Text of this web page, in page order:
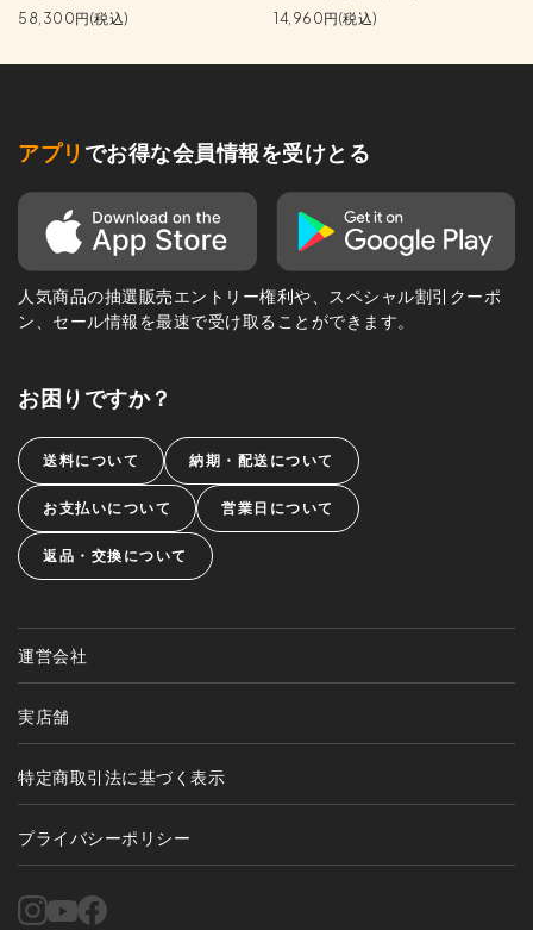
58,300円(税込)
14,960円(税込)
アプリ でお得な会員情報を受けとる
人気商品の抽選販売エントリー権利や、スペシャル割引クーポ
ン、セール情報を最速で受け取ることができます。
お困りですか？
送料について 納期・配送について
お支払いについて 営業日について
返品・交換について
運営会社
実店舗
特定商取引法に基づく表示
プライバシーポリシー